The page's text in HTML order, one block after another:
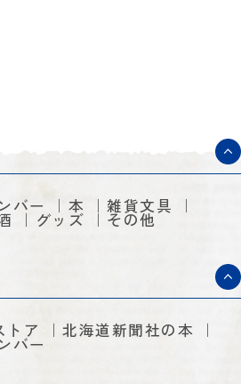
バー 本 雑貨文具
グッズ その他
トア 北海道新聞社の本
バー